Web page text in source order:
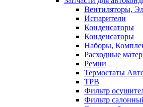
Вентиляторы,
Испарители
Конденсаторы
Конденсаторы
Наборы,
Расходные
Ремни
Термостаты
ТРВ
Фильтр
Фильтр